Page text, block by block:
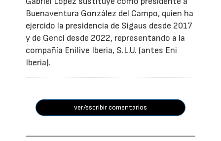
Buenaventura González del Campo, quien ha
ejercido la presidencia de Sigaus desde 2017
y de Genci desde 2022, representando a la
compañía Enilive Iberia, S.L.U. (antes Eni
Iberia).
ver/escribir comentarios